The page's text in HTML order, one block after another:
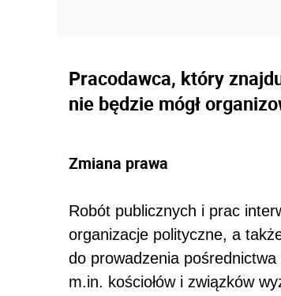
Pracodawca, który
nie będzie mógł
Zmiana prawa
Robót publicznych i prac
organizacje polityczne, a
do prowadzenia
m.in. kościołów i związków